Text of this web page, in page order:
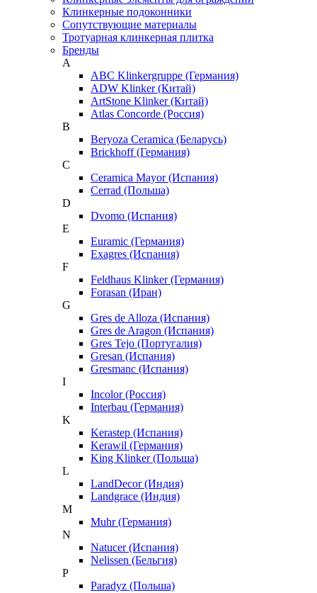
Клинкерные подоконники
Сопутствующие материалы
Тротуарная клинкерная плитка
Бренды
A
ABC Klinkergruppe (Германия)
ADW Klinker (Китай)
ArtStone Klinker (Китай)
Atlas Concorde (Россия)
B
Beryoza Ceramica (Беларусь)
Brickhoff (Германия)
C
Ceramica Mayor (Испания)
Cerrad (Польша)
D
Dvomo (Испания)
E
Euramic (Германия)
Exagres (Испания)
F
Feldhaus Klinker (Германия)
Forasan (Иран)
G
Gres de Alloza (Испания)
Gres de Aragon (Испания)
Gres Tejo (Португалия)
Gresan (Испания)
Gresmanc (Испания)
I
Incolor (Россия)
Interbau (Германия)
K
Kerastep (Испания)
Kerawil (Германия)
King Klinker (Польша)
L
LandDecor (Индия)
Landgrace (Индия)
M
Muhr (Германия)
N
Natucer (Испания)
Nelissen (Бельгия)
P
Paradyz (Польша)